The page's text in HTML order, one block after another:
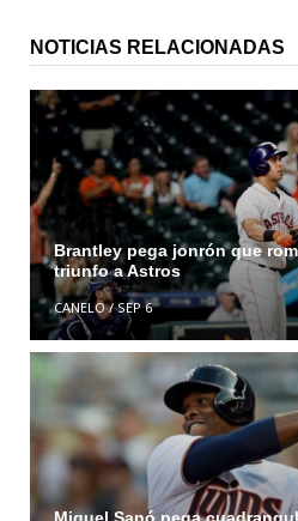
NOTICIAS RELACIONADAS
Brantley pega jonrón que
triunfo a Astros
CANELO/SEP 6